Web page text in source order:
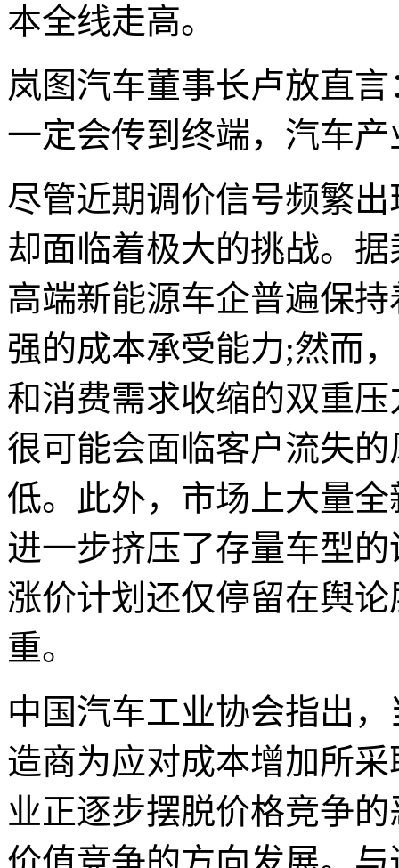
本全线走高。
岚图汽车董事长卢放直
一定会传到终端，汽车
尽管近期调价信号频繁
却面临着极大的挑战。
高端新能源车企普遍保
强的成本承受能力;然而
和消费需求收缩的双重
很可能会面临客户流失
低。此外，市场上大量
进一步挤压了存量车型
涨价计划还仅停留在舆
重。
中国汽车工业协会指出
造商为应对成本增加所
业正逐步摆脱价格竞争